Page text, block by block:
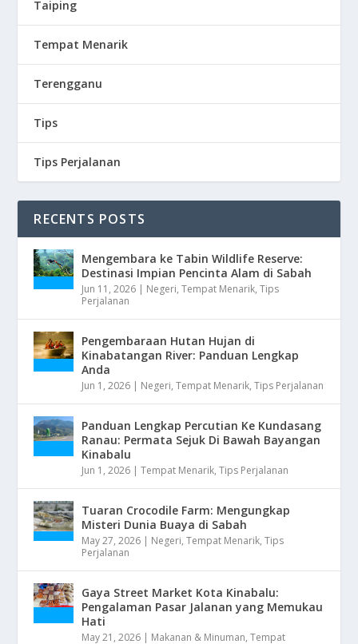
Taiping
Tempat Menarik
Terengganu
Tips
Tips Perjalanan
RECENTS POSTS
Mengembara ke Tabin Wildlife Reserve:
Destinasi Impian Pencinta Alam di Sabah
Jun 11, 2026 | Negeri,Tempat Menarik,Tips
Perjalanan
Pengembaraan Hutan Hujan di
Kinabatangan River: Panduan Lengkap
Anda
Jun 1, 2026 | Negeri,Tempat Menarik,Tips Perjalanan
Panduan Lengkap Percutian Ke Kundasang
Ranau: Permata Sejuk Di Bawah Bayangan
Kinabalu
Jun 1, 2026 |Tempat Menarik,Tips Perjalanan
Tuaran Crocodile Farm: Mengungkap
Misteri Dunia Buaya di Sabah
May 27, 2026 | Negeri,Tempat Menarik,Tips
Perjalanan
Gaya Street Market Kota Kinabalu:
Pengalaman Pasar Jalanan yang Memukau
Hati
May 21, 2026 | Makanan & Minuman,Tempat